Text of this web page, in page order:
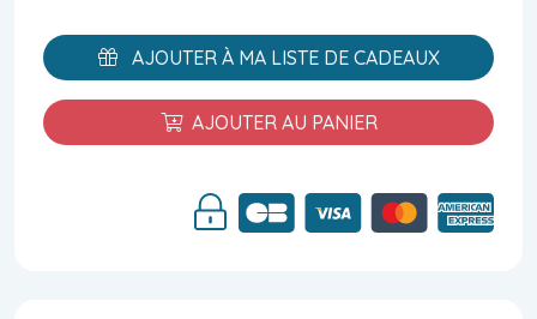
AJOUTER À MA LISTE DE CADEAUX
AJOUTER AU PANIER